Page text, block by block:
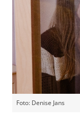
Foto: Denise Jans